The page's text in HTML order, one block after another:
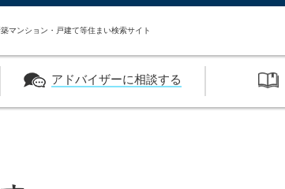
まい HASEKO URBEST
マンション・戸建て等住まい検索サイト
アドバイザーに相談する